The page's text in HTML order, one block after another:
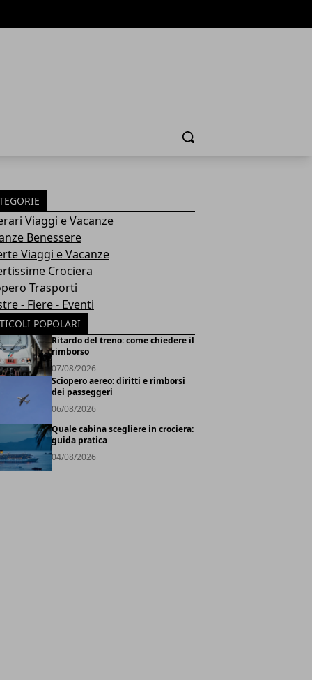
Cerca
Viaggi e Vacanze
Benessere
Viaggi e Vacanze
Crociera
Trasporti
- Fiere - Eventi
POPOLARI
Ritardo del treno: come chiedere il
rimborso
07/08/2026
Sciopero aereo: diritti e rimborsi
dei passeggeri
06/08/2026
Quale cabina scegliere in crociera:
guida pratica
04/08/2026